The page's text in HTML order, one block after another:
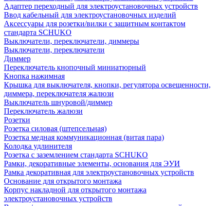
Адаптер переходный для электроустановочных устройств
Ввод кабельный для электроустановочных изделий
Аксессуары для розетки/вилки с защитным контактом
стандарта SCHUKO
Выключатели, переключатели, диммеры
Выключатели, переключатели
Диммер
Переключатель кнопочный миниатюрный
Кнопка нажимная
Крышка для выключателя, кнопки, регулятора освещенности,
диммера, переключателя жалюзи
Выключатель шнуровой/диммер
Переключатель жалюзи
Розетки
Розетка силовая (штепсельная)
Розетка медная коммуникационная (витая пара)
Колодка удлинителя
Розетка с заземлением стандарта SCHUKO
Рамки, декоративные элементы, основания для ЭУИ
Рамка декоративная для электроустановочных устройств
Основание для открытого монтажа
Корпус накладной для открытого монтажа
электроустановочных устройств